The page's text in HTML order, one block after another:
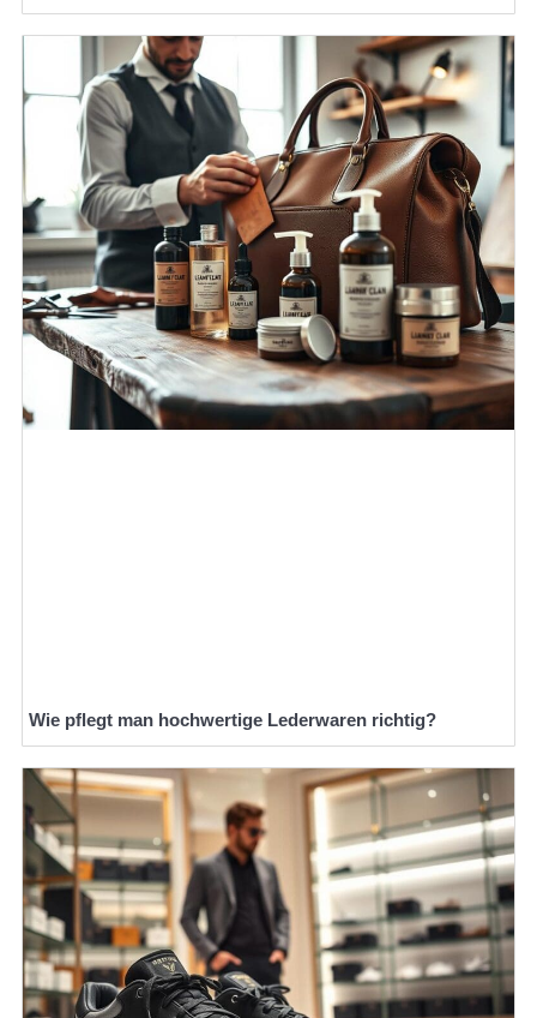
Wie pflegt man hochwertige Lederwaren richtig?